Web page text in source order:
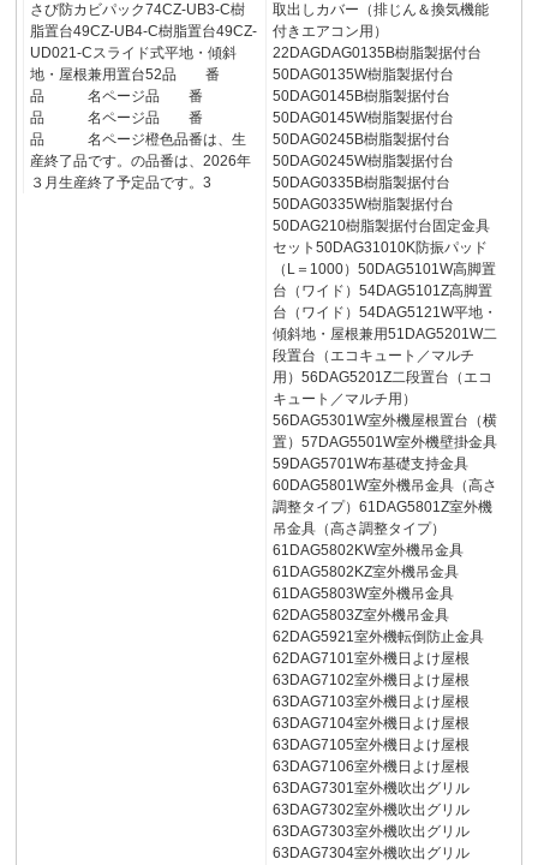
さび防カビパック74CZ-UB3-C樹
脂置台49CZ-UB4-C樹脂置台49CZ-
UD021-Cスライド式平地・傾斜
地・屋根兼用置台52品 番
品 名ページ品 番
品 名ページ品 番
品 名ページ橙色品番は、生
産終了品です。の品番は、2026年
３月生産終了予定品です。3
取出しカバー（排じん＆換気機能
付きエアコン用）
22DAGDAG0135B樹脂製据付台
50DAG0135W樹脂製据付台
50DAG0145B樹脂製据付台
50DAG0145W樹脂製据付台
50DAG0245B樹脂製据付台
50DAG0245W樹脂製据付台
50DAG0335B樹脂製据付台
50DAG0335W樹脂製据付台
50DAG210樹脂製据付台固定金具
セット50DAG31010K防振パッド
（L＝1000）50DAG5101W高脚置
台（ワイド）54DAG5101Z高脚置
台（ワイド）54DAG5121W平地・
傾斜地・屋根兼用51DAG5201W二
段置台（エコキュート／マルチ
用）56DAG5201Z二段置台（エコ
キュート／マルチ用）
56DAG5301W室外機屋根置台（横
置）57DAG5501W室外機壁掛金具
59DAG5701W布基礎支持金具
60DAG5801W室外機吊金具（高さ
調整タイプ）61DAG5801Z室外機
吊金具（高さ調整タイプ）
61DAG5802KW室外機吊金具
61DAG5802KZ室外機吊金具
61DAG5803W室外機吊金具
62DAG5803Z室外機吊金具
62DAG5921室外機転倒防止金具
62DAG7101室外機日よけ屋根
63DAG7102室外機日よけ屋根
63DAG7103室外機日よけ屋根
63DAG7104室外機日よけ屋根
63DAG7105室外機日よけ屋根
63DAG7106室外機日よけ屋根
63DAG7301室外機吹出グリル
63DAG7302室外機吹出グリル
63DAG7303室外機吹出グリル
63DAG7304室外機吹出グリル